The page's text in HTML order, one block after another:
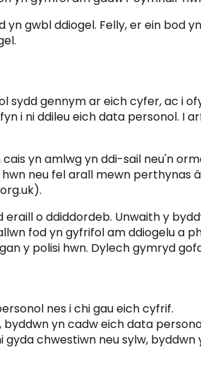
gwbl ddiogel. Felly, er ein bod
gennym ar eich cyfer, ac i
i ni ddileu eich data personol. I
yn amlwg yn ddi-sail neu'n
neu fel arall mewn
o ddiddordeb. Unwaith y
fod yn gyfrifol am ddiogelu
y polisi hwn. Dylech gymryd
nes i chi gau eich cyfrif.
yn cadw eich data
chwestiwn neu sylw,